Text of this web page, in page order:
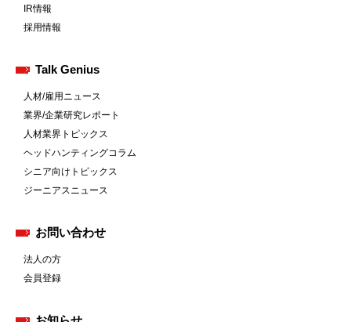
IR情報
採用情報
Talk Genius
人材/雇用ニュース
業界/企業研究レポート
人材業界トピックス
ヘッドハンティングコラム
シニア向けトピックス
ジーニアスニュース
お問い合わせ
法人の方
会員登録